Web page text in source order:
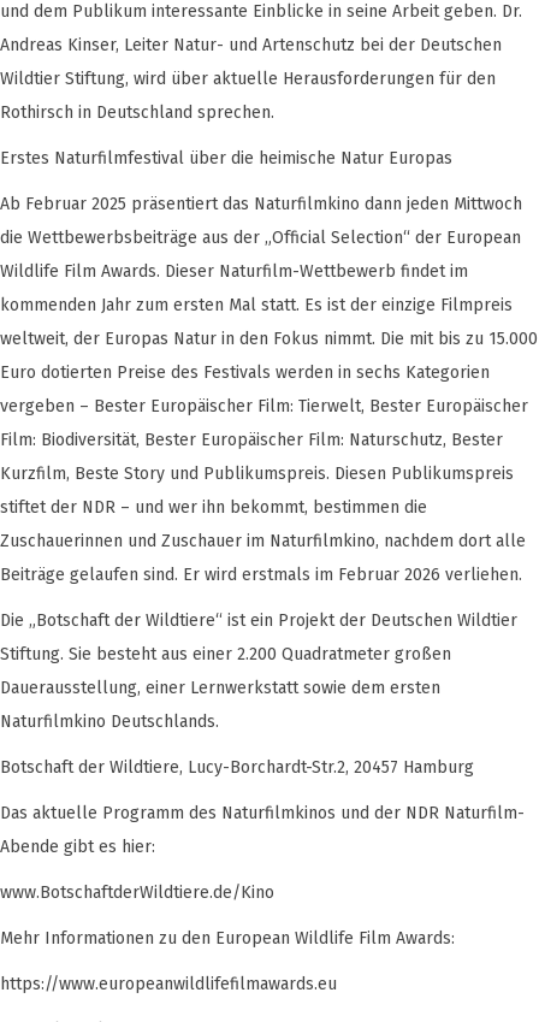
und dem Publikum interessante Einblicke in seine Arbeit geben. Dr.
Andreas Kinser, Leiter Natur- und Artenschutz bei der Deutschen
Wildtier Stiftung, wird über aktuelle Herausforderungen für den
Rothirsch in Deutschland sprechen.
Erstes Naturfilmfestival über die heimische Natur Europas
Ab Februar 2025 präsentiert das Naturfilmkino dann jeden Mittwoch
die Wettbewerbsbeiträge aus der „Official Selection“ der European
Wildlife Film Awards. Dieser Naturfilm-Wettbewerb findet im
kommenden Jahr zum ersten Mal statt. Es ist der einzige Filmpreis
weltweit, der Europas Natur in den Fokus nimmt. Die mit bis zu 15.000
Euro dotierten Preise des Festivals werden in sechs Kategorien
vergeben – Bester Europäischer Film: Tierwelt, Bester Europäischer
Film: Biodiversität, Bester Europäischer Film: Naturschutz, Bester
Kurzfilm, Beste Story und Publikumspreis. Diesen Publikumspreis
stiftet der NDR – und wer ihn bekommt, bestimmen die
Zuschauerinnen und Zuschauer im Naturfilmkino, nachdem dort alle
Beiträge gelaufen sind. Er wird erstmals im Februar 2026 verliehen.
Die „Botschaft der Wildtiere“ ist ein Projekt der Deutschen Wildtier
Stiftung. Sie besteht aus einer 2.200 Quadratmeter großen
Dauerausstellung, einer Lernwerkstatt sowie dem ersten
Naturfilmkino Deutschlands.
Botschaft der Wildtiere, Lucy-Borchardt-Str.2, 20457 Hamburg
Das aktuelle Programm des Naturfilmkinos und der NDR Naturfilm-
Abende gibt es hier:
www.BotschaftderWildtiere.de/Kino
Mehr Informationen zu den European Wildlife Film Awards:
https://www.europeanwildlifefilmawards.eu